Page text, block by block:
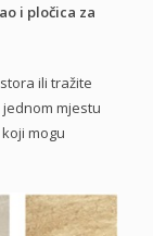
i pločica za
ili tražite
mjestu
mogu